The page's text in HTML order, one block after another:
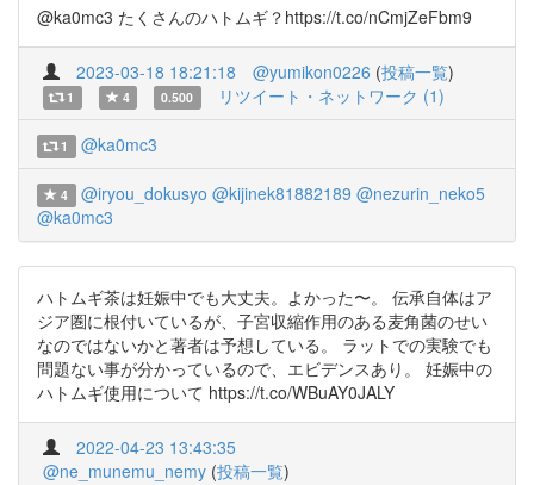
@ka0mc3 たくさんのハトムギ？https://t.co/nCmjZeFbm9
2023-03-18 18:21:18 @yumikon0226 (投稿一覧)
1 4 0.500 リツイート・ネットワーク (1)
1 @ka0mc3
4 @iryou_dokusyo @kijinek81882189 @nezurin_neko5
@ka0mc3
ハトムギ茶は妊娠中でも大丈夫。よかった〜。 伝承自体はア
ジア圏に根付いているが、子宮収縮作用のある麦角菌のせい
なのではないかと著者は予想している。 ラットでの実験でも
問題ない事が分かっているので、エビデンスあり。 妊娠中の
ハトムギ使用について https://t.co/WBuAY0JALY
2022-04-23 13:43:35
@ne_munemu_nemy (投稿一覧)